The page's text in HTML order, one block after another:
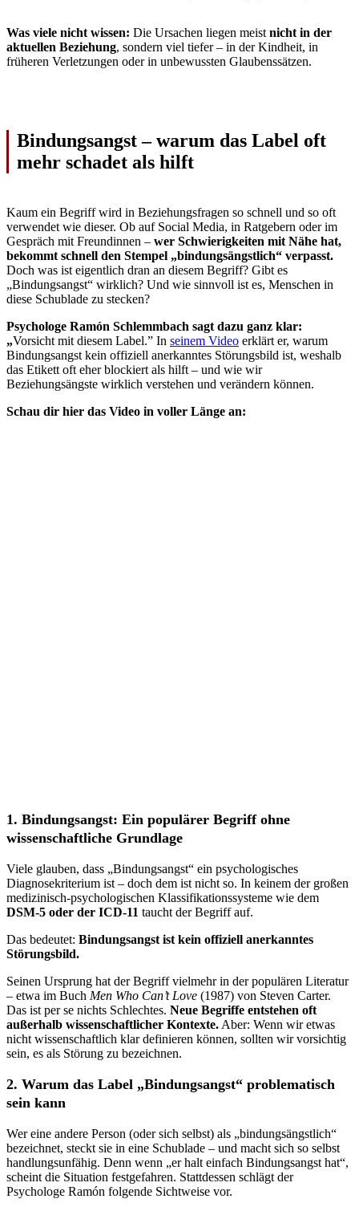
Was viele nicht wissen: Die Ursachen liegen meist nicht in der
aktuellen Beziehung, sondern viel tiefer – in der Kindheit, in
früheren Verletzungen oder in unbewussten Glaubenssätzen.
Bindungsangst – warum das Label oft
mehr schadet als hilft
Kaum ein Begriff wird in Beziehungsfragen so schnell und so oft
verwendet wie dieser. Ob auf Social Media, in Ratgebern oder im
Gespräch mit Freundinnen – wer Schwierigkeiten mit Nähe hat,
bekommt schnell den Stempel „bindungsängstlich“ verpasst.
Doch was ist eigentlich dran an diesem Begriff? Gibt es
„Bindungsangst“ wirklich? Und wie sinnvoll ist es, Menschen in
diese Schublade zu stecken?
Psychologe Ramón Schlemmbach sagt dazu ganz klar:
„Vorsicht mit diesem Label.” In seinem Video erklärt er, warum
Bindungsangst kein offiziell anerkanntes Störungsbild ist, weshalb
das Etikett oft eher blockiert als hilft – und wie wir
Beziehungsängste wirklich verstehen und verändern können.
Schau dir hier das Video in voller Länge an:
1. Bindungsangst: Ein populärer Begriff ohne
wissenschaftliche Grundlage
Viele glauben, dass „Bindungsangst“ ein psychologisches
Diagnosekriterium ist – doch dem ist nicht so. In keinem der großen
medizinisch-psychologischen Klassifikationssysteme wie dem
DSM-5 oder der ICD-11 taucht der Begriff auf.
Das bedeutet: Bindungsangst ist kein offiziell anerkanntes
Störungsbild.
Seinen Ursprung hat der Begriff vielmehr in der populären Literatur
– etwa im Buch Men Who Can’t Love (1987) von Steven Carter.
Das ist per se nichts Schlechtes. Neue Begriffe entstehen oft
außerhalb wissenschaftlicher Kontexte. Aber: Wenn wir etwas
nicht wissenschaftlich klar definieren können, sollten wir vorsichtig
sein, es als Störung zu bezeichnen.
2. Warum das Label „Bindungsangst“ problematisch
sein kann
Wer eine andere Person (oder sich selbst) als „bindungsängstlich“
bezeichnet, steckt sie in eine Schublade – und macht sich so selbst
handlungsunfähig. Denn wenn „er halt einfach Bindungsangst hat“,
scheint die Situation festgefahren. Stattdessen schlägt der
Psychologe Ramón folgende Sichtweise vor.